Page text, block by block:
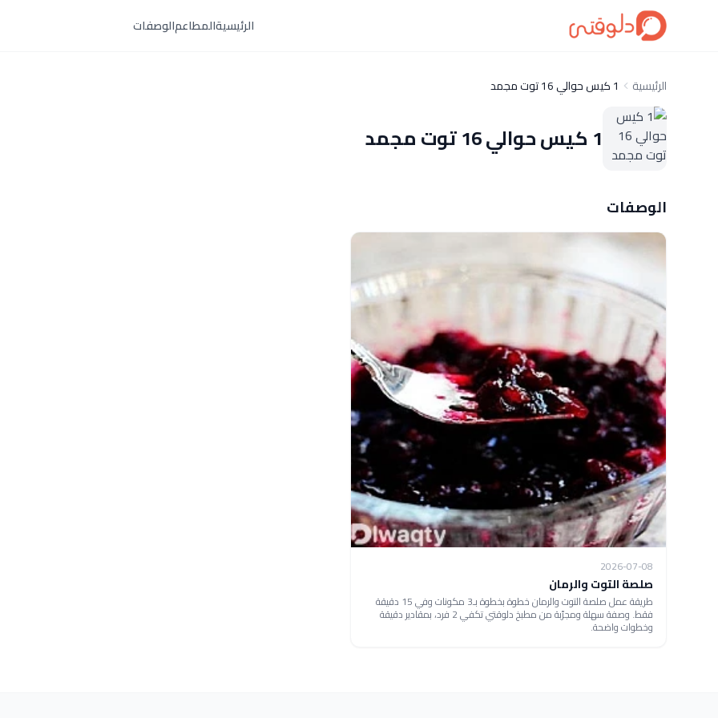
الرئيسيةالمطاعمالوصفات
الرئيسية 1 كيس حوالي 16 توت مجمد
1 كيس حوالي 16 توت مجمد
الوصفات
2026-07-08
صلصة التوت والرمان
طريقة عمل صلصة التوت والرمان خطوة بخطوة بـ3 مكونات وفي 15 دقيقة
فقط. وصفة سهلة ومجرّبة من مطبخ دلوقتي تكفي 2 فرد، بمقادير دقيقة
وخطوات واضحة.